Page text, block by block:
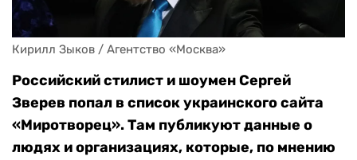
Кирилл Зыков / Агентство «Москва»
Российский стилист и шоумен Сергей
Зверев попал в список украинского сайта
«Миротворец». Там публикуют данные о
людях и организациях, которые, по мнению